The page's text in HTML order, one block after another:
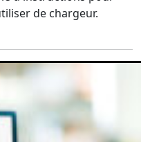
de chargeur.